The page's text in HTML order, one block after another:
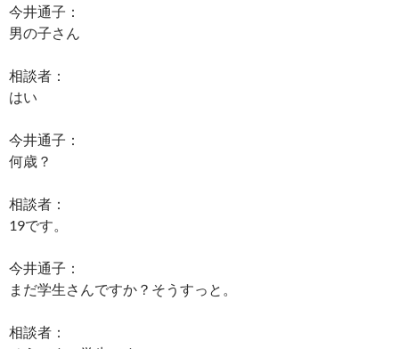
今井通子：
男の子さん
相談者：
はい
今井通子：
何歳？
相談者：
19です。
今井通子：
まだ学生さんですか？そうすっと。
相談者：